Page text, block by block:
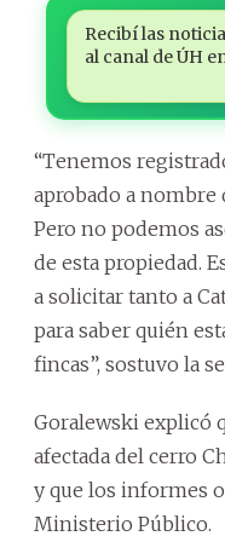
Recibí las
al canal de ÚH
“Tenemos
aprobado a nombre
Pero no podemos
de esta propiedad.
a solicitar tanto a
para saber quién
fincas”, sostuvo la
Goralewski explicó
afectada del cerro
y que los informes
Ministerio Público.